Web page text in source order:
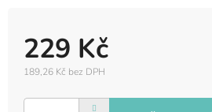
229 Kč
189,26 Kč bez DPH
cena: